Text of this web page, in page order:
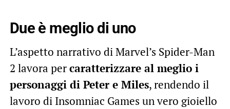
Due è meglio di uno
L’aspetto narrativo di Marvel’s Spider-Man
2 lavora percaratterizzare al meglio i
personaggi di Peter e Miles, rendendo il
lavoro di Insomniac Games un vero gioiello